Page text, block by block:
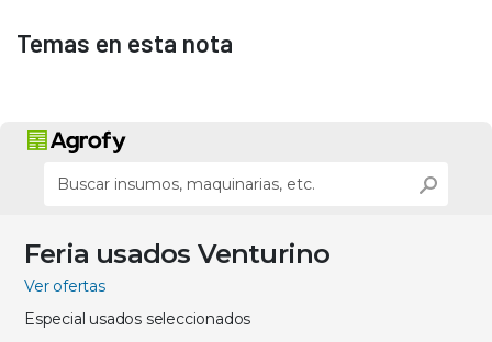
Temas en esta nota
Feria usados Venturino
Ver ofertas
Especial usados seleccionados